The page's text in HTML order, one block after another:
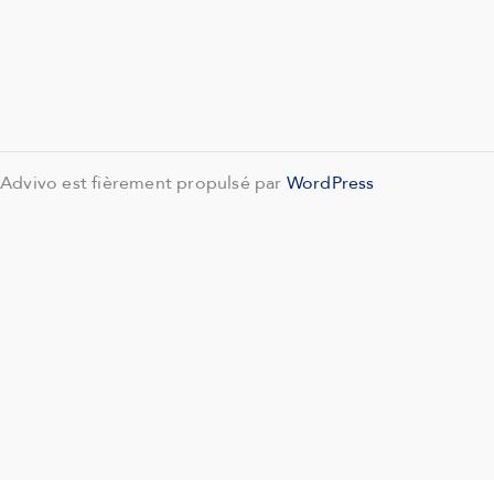
Advivo est fièrement propulsé par WordPress